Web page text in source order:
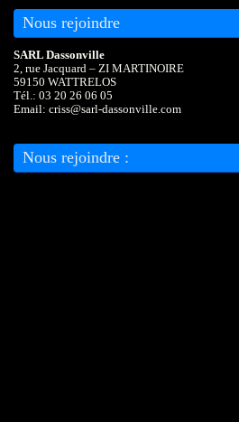
Nous rejoindre
SARL Dassonville
2, rue Jacquard – ZI MARTINOIRE
59150 WATTRELOS
Tél.: 03 20 26 06 05
Email: criss@sarl-dassonville.com
Nous rejoindre :